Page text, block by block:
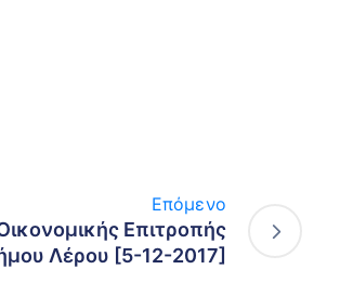
Επόμενο
Επιτροπής
Λέρου [5-12-2017]